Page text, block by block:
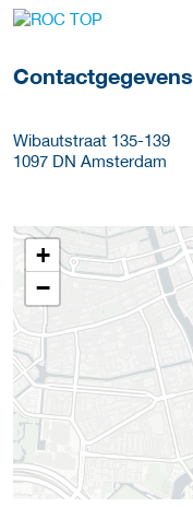
over deze opleider
Wibautstraat 135-139
1097 DN Amsterdam
+
−